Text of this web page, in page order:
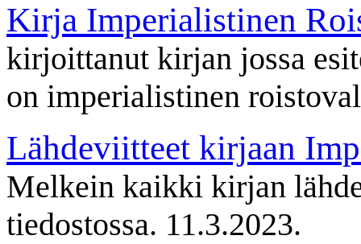
Kirja Imperialistinen
kirjoittanut kirjan jossa
on imperialistinen
Lähdeviitteet kirjaan
Melkein kaikki kirjan
tiedostossa. 11.3.2023.